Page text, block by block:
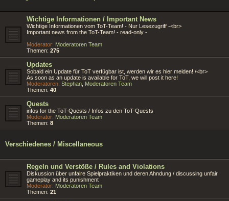
Wichtige Informationen / Important News
Wichtige Informationen vom ToT-Team! - Nur Lesezugriff -<br>
Important news from the ToT-Team! - read-only -
Moderator: Moderatoren Team
Themen: 275
Updates
Sobald ein Update für ToT verfügbar ist, werden wir es hier melden! /<br>
As soon as an update is available for ToT, we will post it here!
Moderatoren: Stephan Moderatoren Team
Themen: 40
Quests
infos for the ToT-Quests / Infos zu den ToT-Quests
Moderator: Moderatoren Team
Themen: 8
Verschiedenes / Miscellaneous
Regeln und Verstöße / Rules and Violations
Diskussion über unfaire Spielpraktiken und deren Ahndung / discussing unfair
gameplay and its punishment
Moderator: Moderatoren Team
Themen: 21